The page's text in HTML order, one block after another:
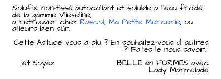
Solufix, non-tissé autocollant et soluble à l’eau froide
de la gamme Vlieseline,
à retrouver chez Rascol, Ma Petite Mercerie, ou
ailleurs bien sûr.
Cette Astuce vous a plu ? En souhaitez-vous d ‘autres
? Faites le nous savoir…
et Soyez BELLE en FORMES avec
Lady Marmelade